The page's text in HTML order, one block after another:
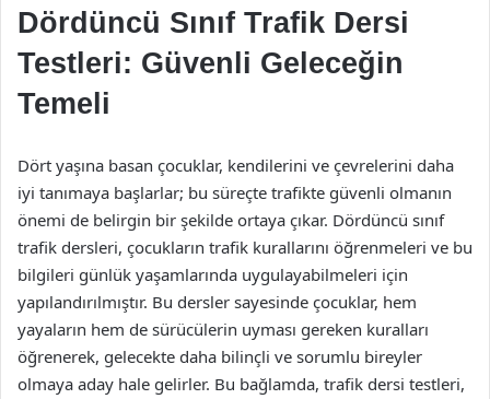
Dördüncü Sınıf Trafik Dersi
Testleri: Güvenli Geleceğin
Temeli
Dört yaşına basan çocuklar, kendilerini ve çevrelerini daha
iyi tanımaya başlarlar; bu süreçte trafikte güvenli olmanın
önemi de belirgin bir şekilde ortaya çıkar. Dördüncü sınıf
trafik dersleri, çocukların trafik kurallarını öğrenmeleri ve bu
bilgileri günlük yaşamlarında uygulayabilmeleri için
yapılandırılmıştır. Bu dersler sayesinde çocuklar, hem
yayaların hem de sürücülerin uyması gereken kuralları
öğrenerek, gelecekte daha bilinçli ve sorumlu bireyler
olmaya aday hale gelirler. Bu bağlamda, trafik dersi testleri,